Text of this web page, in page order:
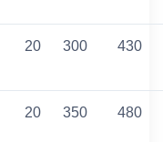
20 300 430
20 350 480